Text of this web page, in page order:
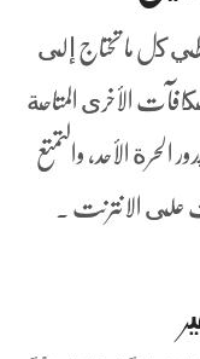
كل ما تحتاج إلى
الأخرى المتاحة
الحرة الأحد، والتمتع
على الانترنت .